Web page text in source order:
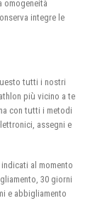
omogeneità
integre le
tutti i nostri
più vicino a te
con tutti i metodi
assegni e
al momento
30 giorni
e abbigliamento